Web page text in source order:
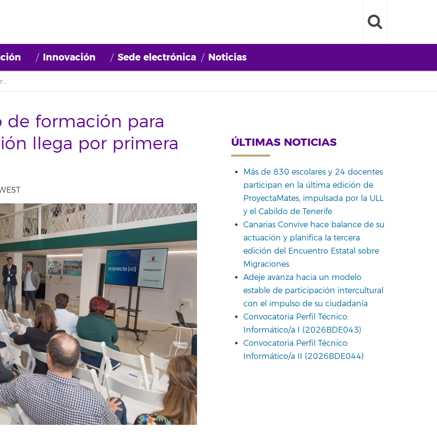
Innovación Sede electrónica Noticias
El programa canario de formación para fomentar la innovación llega por primera vez a Lanzarote
de formación para
llega por primera
ÚLTIMAS NOTICIAS
Más de 830 escolares y 24 docentes
participan en la última edición de
ProyectaMates, impulsada por la ULL
y el Cabildo de Tenerife
Canarias Convive hace balance de su
actuación y planifica la tercera
edición del Encuentro Estatal sobre
Migraciones
Adeje avanza hacia un modelo
estable de participación intercultural
con el impulso de su ciudadanía
Convocatoria Perfil Técnico:
Informático/a I (2026BDE043)
Convocatoria Perfil Técnico:
Informático/a II (2026BDE044)